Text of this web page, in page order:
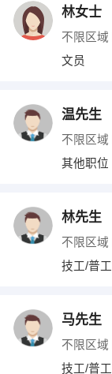
林女士
不限区域
文员
温先生
不限区域
其他职位
林先生
不限区域
技工/普工
马先生
不限区域
技工/普工